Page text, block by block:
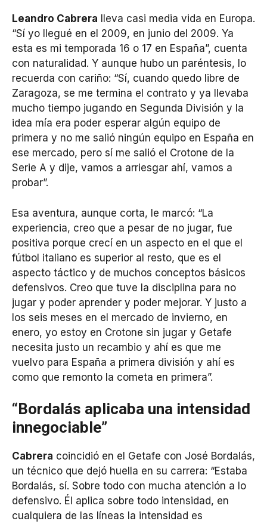
Leandro Cabrera lleva casi media vida en Europa.
“Sí yo llegué en el 2009, en junio del 2009. Ya
esta es mi temporada 16 o 17 en España”, cuenta
con naturalidad. Y aunque hubo un paréntesis, lo
recuerda con cariño: “Sí, cuando quedo libre de
Zaragoza, se me termina el contrato y ya llevaba
mucho tiempo jugando en Segunda División y la
idea mía era poder esperar algún equipo de
primera y no me salió ningún equipo en España en
ese mercado, pero sí me salió el Crotone de la
Serie A y dije, vamos a arriesgar ahí, vamos a
probar”.
Esa aventura, aunque corta, le marcó: “La
experiencia, creo que a pesar de no jugar, fue
positiva porque crecí en un aspecto en el que el
fútbol italiano es superior al resto, que es el
aspecto táctico y de muchos conceptos básicos
defensivos. Creo que tuve la disciplina para no
jugar y poder aprender y poder mejorar. Y justo a
los seis meses en el mercado de invierno, en
enero, yo estoy en Crotone sin jugar y Getafe
necesita justo un recambio y ahí es que me
vuelvo para España a primera división y ahí es
como que remonto la cometa en primera”.
“Bordalás aplicaba una intensidad
innegociable”
Cabrera coincidió en el Getafe con José Bordalás,
un técnico que dejó huella en su carrera: “Estaba
Bordalás, sí. Sobre todo con mucha atención a lo
defensivo. Él aplica sobre todo intensidad, en
cualquiera de las líneas la intensidad es